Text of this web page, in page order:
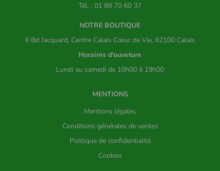
Tél. : 01 89 70 60 37
NOTRE BOUTIQUE
6 Bd Jacquard, Centre Calais Cœur de Vie, 62100 Calais
Horaires d'ouveture
Lundi au samedi de 10h00 à 19h00
MENTIONS
Mentions légales
Conditions générales de ventes
Politique de confidentialité
Cookies